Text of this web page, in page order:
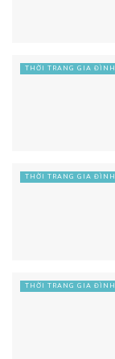
THỜI TRANG GIA ĐÌNH
THỜI TRANG GIA ĐÌNH
THỜI TRANG GIA ĐÌNH